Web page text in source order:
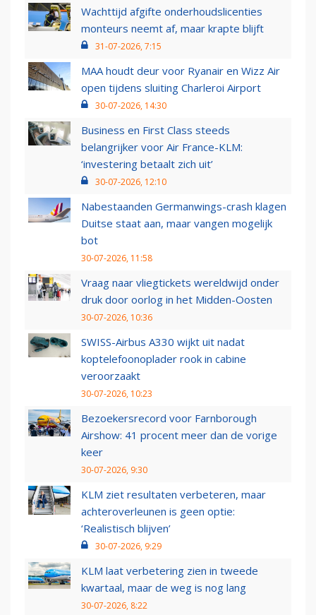
Wachttijd afgifte onderhoudslicenties
monteurs neemt af, maar krapte blijft
31-07-2026, 7:15
MAA houdt deur voor Ryanair en Wizz Air
open tijdens sluiting Charleroi Airport
30-07-2026, 14:30
Business en First Class steeds
belangrijker voor Air France-KLM:
‘investering betaalt zich uit’
30-07-2026, 12:10
Nabestaanden Germanwings-crash klagen
Duitse staat aan, maar vangen mogelijk
bot
30-07-2026, 11:58
Vraag naar vliegtickets wereldwijd onder
druk door oorlog in het Midden-Oosten
30-07-2026, 10:36
SWISS-Airbus A330 wijkt uit nadat
koptelefoonoplader rook in cabine
veroorzaakt
30-07-2026, 10:23
Bezoekersrecord voor Farnborough
Airshow: 41 procent meer dan de vorige
keer
30-07-2026, 9:30
KLM ziet resultaten verbeteren, maar
achteroverleunen is geen optie:
‘Realistisch blijven’
30-07-2026, 9:29
KLM laat verbetering zien in tweede
kwartaal, maar de weg is nog lang
30-07-2026, 8:22